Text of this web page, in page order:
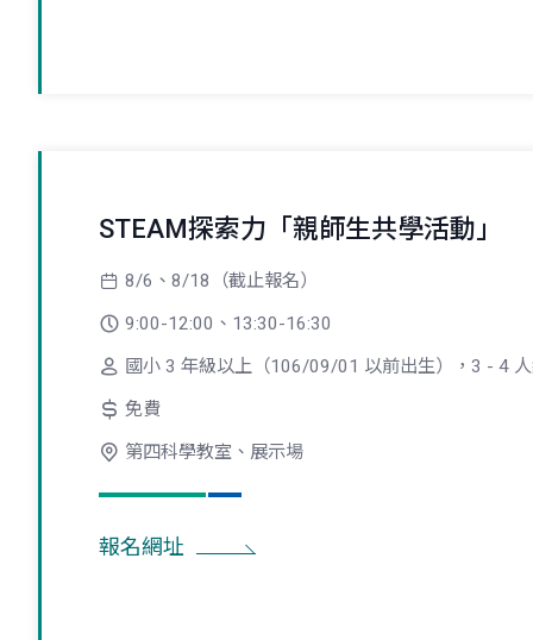
STEAM探索力「親師生共學活動」
8/6、8/18（截止報名）
9:00-12:00、13:30-16:30
國小 3 年級以上（106/09/01 以前出生），3 - 4
免費
第四科學教室、展示場
報名網址